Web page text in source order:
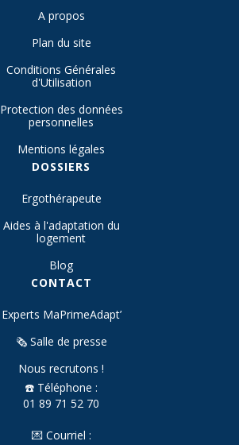
A propos
Plan du site
Conditions Générales
d'Utilisation
Protection des données
personnelles
Mentions légales
DOSSIERS
Ergothérapeute
Aides à l'adaptation du
logement
Blog
CONTACT
Experts MaPrimeAdapt’
🗞️ Salle de presse
Nous recrutons !
☎️ Téléphone :
01 89 71 52 70
💌 Courriel :